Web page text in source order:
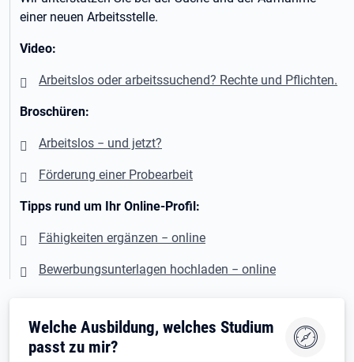
einer neuen Arbeitsstelle.
Video:
Arbeitslos oder arbeitssuchend? Rechte und Pflichten.
Broschüren:
Arbeitslos − und jetzt?
Förderung einer Probearbeit
Tipps rund um Ihr Online-Profil:
Fähigkeiten ergänzen − online
Bewerbungsunterlagen hochladen − online
Öffnet in neuem Tab
Welche Ausbildung, welches Studium
passt zu mir?